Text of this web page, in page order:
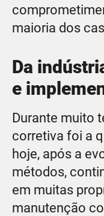
maioria dos
Da
e
Durante muito
corretiva foi a
hoje, após a
métodos,
em muitas
manutenção